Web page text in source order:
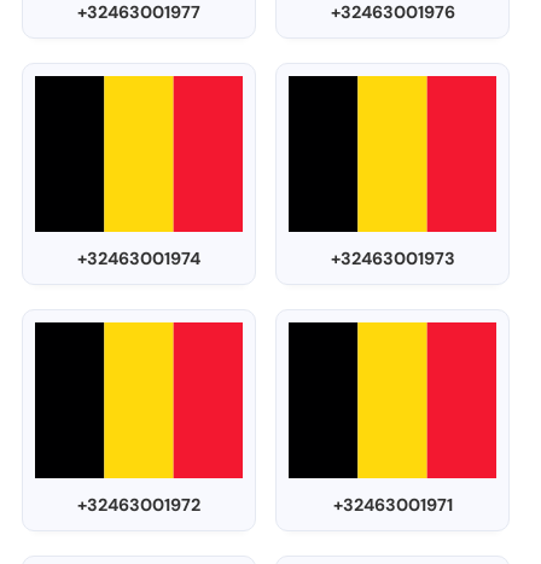
+32463001977 +32463001976
+32463001974 +32463001973
+32463001972 +32463001971